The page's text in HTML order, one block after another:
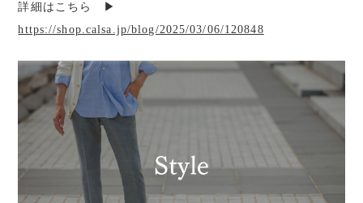
詳細はこちら ▶︎
https://shop.calsa.jp/blog/2025/03/06/120848